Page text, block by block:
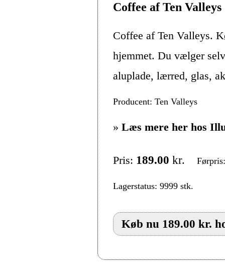
Coffee af Ten Valleys
Coffee af Ten Valleys.
hjemmet. Du vælger
aluplade, lærred, glas,
Producent: Ten Valleys
» Læs mere her hos
Pris: 189.00 kr.
Lagerstatus: 9999 stk.
Køb nu 189.00 kr.